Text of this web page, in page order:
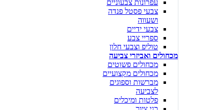
עפרונות צבעוניים
צבעי פסטל פנדה
ושעווה
צבעי ידיים
ספריי צבע
טוליפ וצבעי חלון
מכחולים ואביזרי צביעה
מכחולים פשוטים
מכחולים מקצועיים
מברשות וספוגים
לצביעה
פלטות ומיכלים